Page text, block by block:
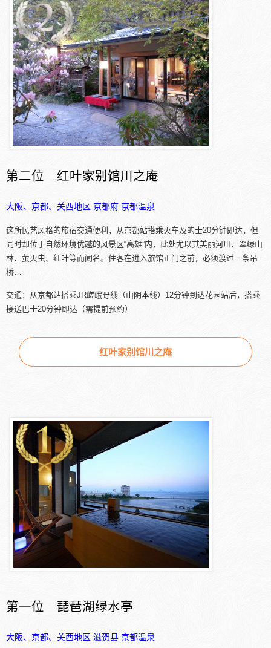
第二位 红叶家别馆川之庵
大阪、京都、关西地区 京都府 京都温泉
这所民艺风格的旅宿交通便利，从京都站搭乘火车及的士20分钟即达，但
同时却位于自然环境优越的风景区“高雄”内，此处尤以其美丽河川、翠绿山
林、萤火虫、红叶等而闻名。住客在进入旅馆正门之前，必须渡过一条吊
桥…
交通：从京都站搭乘JR嵯峨野线（山阴本线）12分钟到达花园站后，搭乘
接送巴士20分钟即达（需提前预约）
红叶家别馆川之庵
第一位 琵琶湖绿水亭
大阪、京都、关西地区 滋贺县 京都温泉